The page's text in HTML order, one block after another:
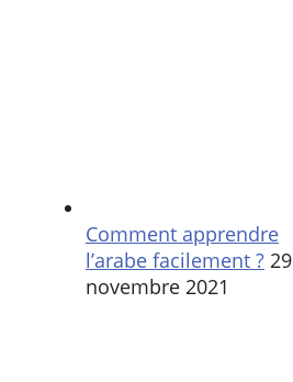
Comment apprendre
l’arabe facilement ? 29
novembre 2021